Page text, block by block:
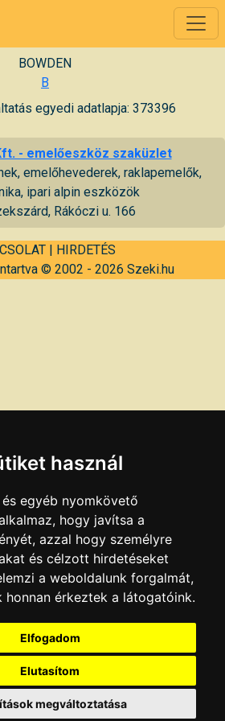
BOWDEN
B
egyedi adatlapja: 373396
- emelőeszköz szaküzlet
emelőhevederek, raklapemelők,
ipari alpin eszközök
Rákóczi u. 166
| HIRDETÉS
© 2002 - 2026 Szeki.hu
használ
egyéb nyomkövető
hogy javítsa a
azzal hogy személyre
és célzott hirdetéseket
a weboldalunk forgalmát,
honnan érkeztek a látogatóink.
Elfogadom
Elutasítom
megváltoztatása